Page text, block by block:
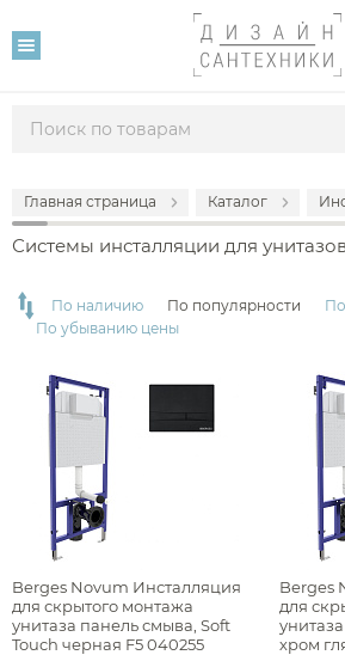
Главная страница Каталог
Системы инсталляции для
Фильтр
17 520
Производитель
Berges
Наличие
есть в наличии
По наличию По популярности
По убыванию цены
Berges Novum Инсталляция
для скрытого монтажа
унитаза панель смыва, Soft
Touch черная F5 040255
Berges
для
хром